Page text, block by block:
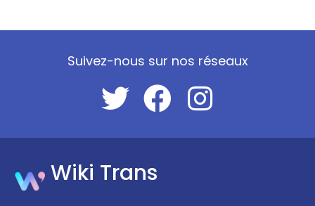
Suivez-nous sur nos réseaux
Wiki Trans